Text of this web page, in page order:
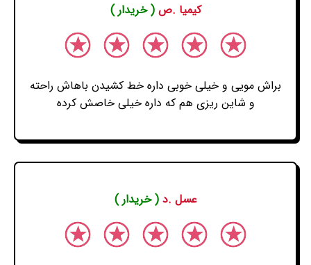
کیمیا .ص( خریدار )
براش مویی و خیلی خوبی داره خط کشیدن باهاش راحته
و شاین ریزی هم که داره خیلی خاصش کرده
عسل .د( خریدار )